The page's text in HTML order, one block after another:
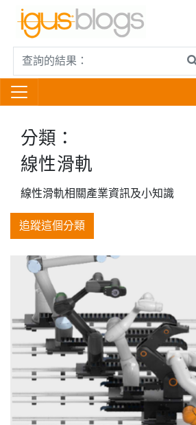
分類：
線性滑軌
線性滑軌相關產業資訊及小知識
追蹤這個分類